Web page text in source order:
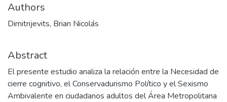
Authors
Dimitrijevits, Brian Nicolás
Abstract
El presente estudio analiza la relación entre la Necesidad de
cierre cognitivo, el Conservadurismo Político y el Sexismo
Ambivalente en ciudadanos adultos del Área Metropolitana